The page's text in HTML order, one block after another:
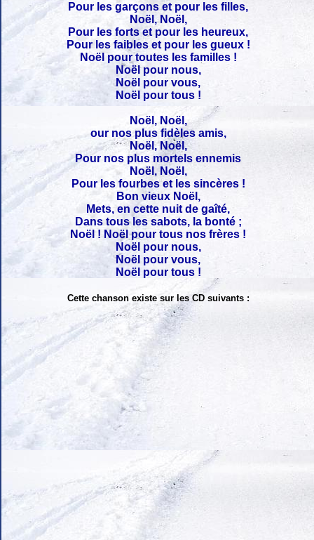
Pour les garçons et pour les filles,
Noël, Noël,
Pour les forts et pour les heureux,
Pour les faibles et pour les gueux !
Noël pour toutes les familles !
Noël pour nous,
Noël pour vous,
Noël pour tous !
Noël, Noël,
our nos plus fidèles amis,
Noël, Noël,
Pour nos plus mortels ennemis
Noël, Noël,
Pour les fourbes et les sincères !
Bon vieux Noël,
Mets, en cette nuit de gaîté,
Dans tous les sabots, la bonté ;
Noël ! Noël pour tous nos frères !
Noël pour nous,
Noël pour vous,
Noël pour tous !
Cette chanson existe sur les CD suivants :